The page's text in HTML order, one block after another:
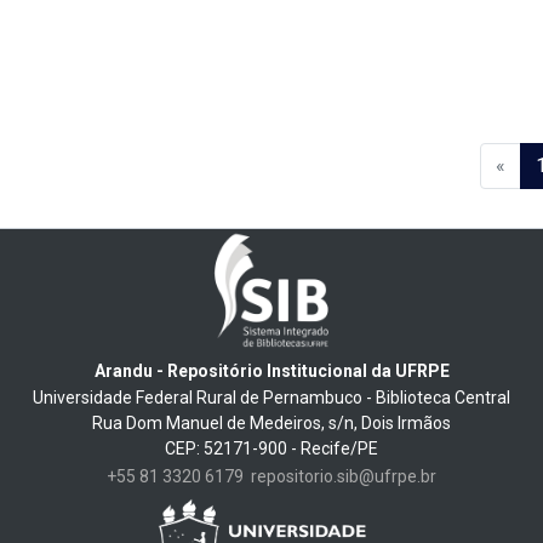
«
Arandu - Repositório Institucional da UFRPE
Universidade Federal Rural de Pernambuco - Biblioteca Central
Rua Dom Manuel de Medeiros, s/n, Dois Irmãos
CEP: 52171-900 - Recife/PE
+55 81 3320 6179 repositorio.sib@ufrpe.br